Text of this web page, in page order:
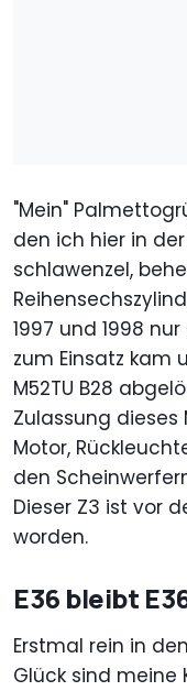
"Mein"
den ich hier in
schlawenzel,
1997 und 1998
zum Einsatz kam
M52TU B28
Zulassung
Motor,
den
Dieser Z3 ist vor
worden.
E36 bleibt
Erstmal rein in
Glück sind meine